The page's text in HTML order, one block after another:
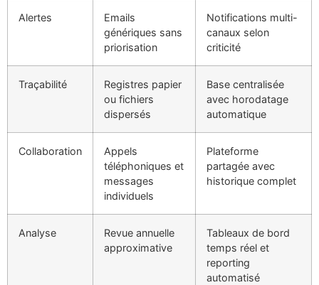
Alertes
Emails
génériques sans
priorisation
Notifications multi-
canaux selon
criticité
Traçabilité
Registres papier
ou fichiers
dispersés
Base centralisée
avec horodatage
automatique
Collaboration
Appels
téléphoniques et
messages
individuels
Plateforme
partagée avec
historique complet
Analyse
Revue annuelle
approximative
Tableaux de bord
temps réel et
reporting
automatisé